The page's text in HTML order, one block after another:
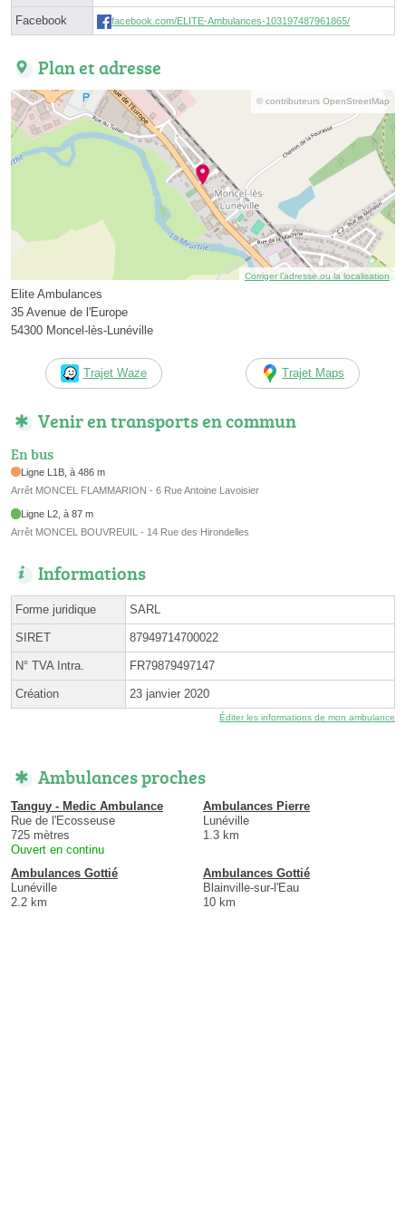
Facebook facebook.com/ELITE-Ambulances-103197487961865/
Plan et adresse
© contributeurs OpenStreetMap
Corriger l’adresse ou la localisation
Elite Ambulances
35 Avenue de l'Europe
54300 Moncel-lès-Lunéville
Trajet Waze Trajet Maps
Venir en transports en commun
En bus
Ligne L1B, à 486 m
Arrêt MONCEL FLAMMARION - 6 Rue Antoine Lavoisier
Ligne L2, à 87 m
Arrêt MONCEL BOUVREUIL - 14 Rue des Hirondelles
Informations
Forme juridique SARL
SIRET 87949714700022
N° TVA Intra. FR79879497147
Création 23 janvier 2020
Éditer les informations de mon ambulance
Ambulances proches
Tanguy - Medic Ambulance
Rue de l'Ecosseuse
725 mètres
Ouvert en continu
Ambulances Pierre
Lunéville
1.3 km
Ambulances Gottié
Lunéville
2.2 km
Ambulances Gottié
Blainville-sur-l'Eau
10 km